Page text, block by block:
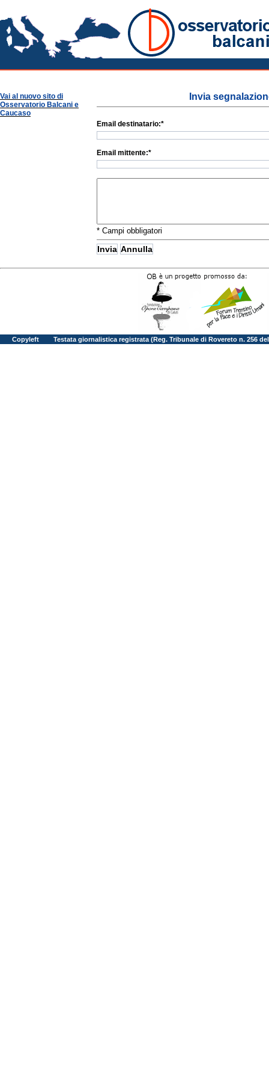
Vai al nuovo sito di
Osservatorio Balcani e
Caucaso
Invia
Email destinatario:*
Email mittente:*
* Campi obbligatori
Copyleft Testata giornalistica registrata (Reg. Tribunale di Rovereto n. 256